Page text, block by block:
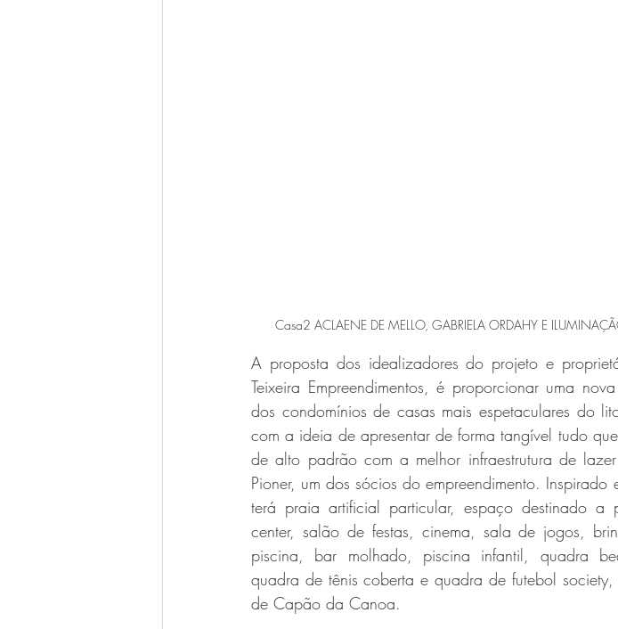
Casa2 ACLAENE DE MELLO, GABRIELA ORDAHY E
A proposta dos idealizadores do projeto e
Teixeira Empreendimentos, é proporcionar uma
dos condomínios de casas mais espetaculares do
com a ideia de apresentar de forma tangível tudo
de alto padrão com a melhor infraestrutura de
Pioner, um dos sócios do empreendimento.
terá praia artificial particular, espaço destinado a
center, salão de festas, cinema, sala de jogos,
piscina, bar molhado, piscina infantil, quadra
quadra de tênis coberta e quadra de futebol
de Capão da Canoa.